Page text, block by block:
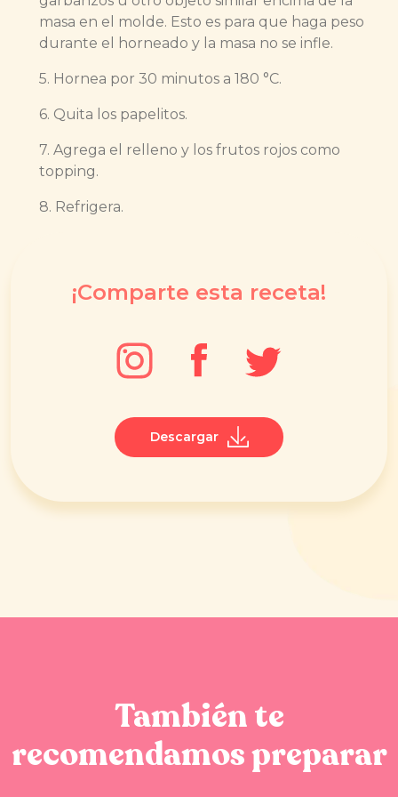
masa en el molde. Esto es para que haga peso
durante el horneado y la masa no se infle.
5. Hornea por 30 minutos a 180 °C.
6. Quita los papelitos.
7. Agrega el relleno y los frutos rojos como
topping.
8. Refrigera.
¡Comparte esta receta!
Descargar
También te
recomendamos preparar